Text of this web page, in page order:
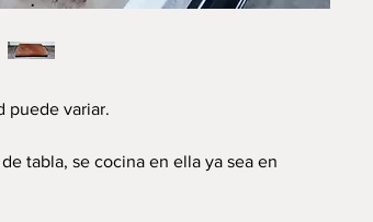
puede variar.
tabla, se cocina en ella ya sea en